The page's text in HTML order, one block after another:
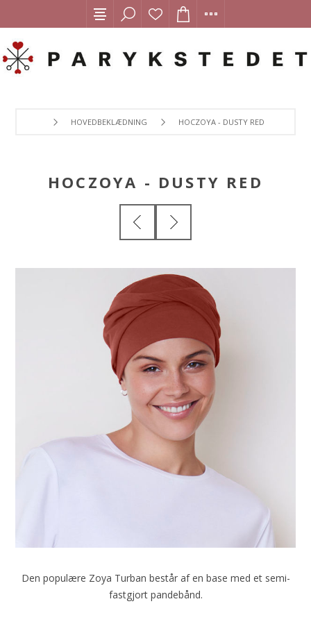
HOVEDBEKLÆDNING HOCZOYA - DUSTY RED
HOCZOYA - DUSTY RED
Den populære Zoya Turban består af en base med et semi-
fastgjort pandebånd.